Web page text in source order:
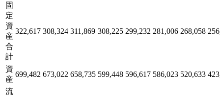
固
定
資
産
合
計
322,617 308,324 311,869 308,225 299,232 281,006 268,058
資
産
699,482 673,022 658,735 599,448 596,617 586,023 520,633
流